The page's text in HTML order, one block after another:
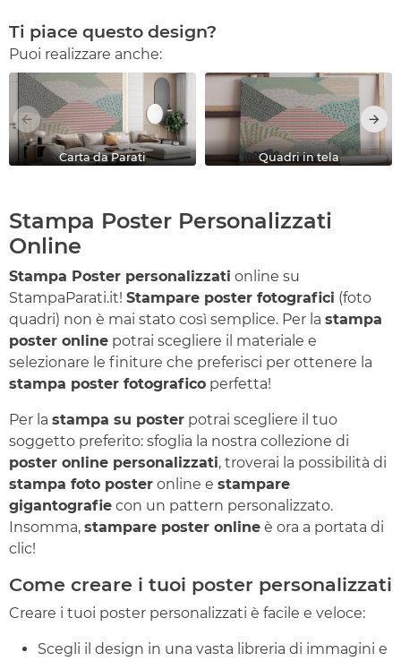
Ti piace questo design?
Puoi realizzare anche:
Carta da Parati Quadri in tela
Stampa Poster Personalizzati
Online
Stampa Poster personalizzati online su
StampaParati.it! Stampare poster fotografici (foto
quadri) non è mai stato così semplice. Per la stampa
poster online potrai scegliere il materiale e
selezionare le finiture che preferisci per ottenere la
stampa poster fotografico perfetta!
Per la stampa su poster potrai scegliere il tuo
soggetto preferito: sfoglia la nostra collezione di
poster online personalizzati, troverai la possibilità di
stampa foto poster online e stampare
gigantografie con un pattern personalizzato.
Insomma, stampare poster online è ora a portata di
clic!
Come creare i tuoi poster personalizzati
Creare i tuoi poster personalizzati è facile e veloce:
Scegli il design in una vasta libreria di immagini e